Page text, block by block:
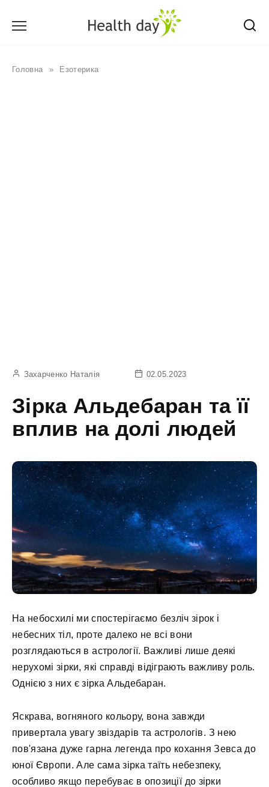
Головна » Езотерика
Захарченко Наталія 02.05.2023
Зірка Альдебаран та її
вплив на долі людей
На небосхилі ми спостерігаємо безліч зірок і
небесних тіл, проте далеко не всі вони
розглядаються в астрології. Важливі лише деякі
нерухомі зірки, які справді відіграють важливу роль.
Однією з них є зірка Альдебаран.
Яскрава, вогняного кольору, вона завжди
привертала увагу звіздарів та астрологів. З нею
пов'язана дуже гарна легенда про кохання Зевса до
юної Європи. Але сама зірка таїть небезпеку,
особливо якщо перебуває в опозиції до зірки